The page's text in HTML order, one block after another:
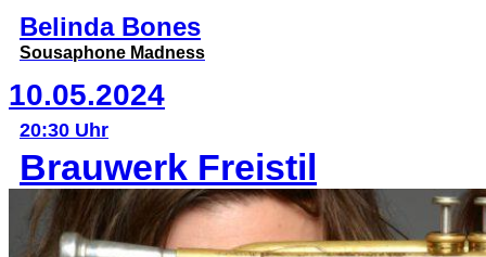
Belinda Bones
Sousaphone Madness
10.05.2024
20:30 Uhr
Brauwerk Freistil